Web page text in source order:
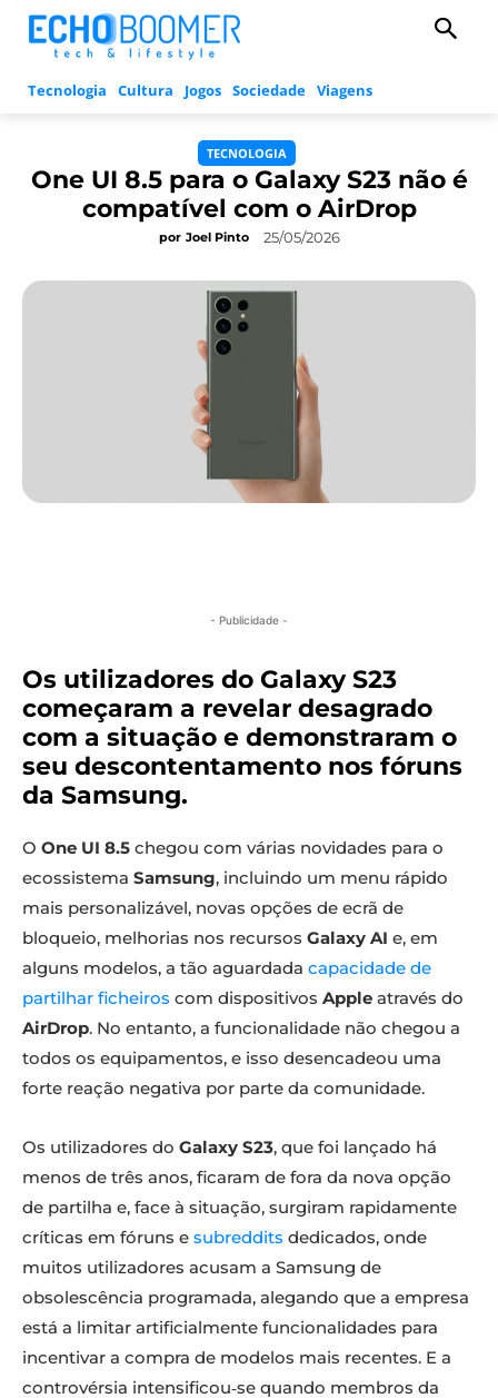
Tecnologia Cultura Jogos Sociedade Viagens
TECNOLOGIA
One UI 8.5 para o Galaxy S23 não é
compatível com o AirDrop
por Joel Pinto 25/05/2026
- Publicidade -
Os utilizadores do Galaxy S23
começaram a revelar desagrado
com a situação e demonstraram o
seu descontentamento nos fóruns
da Samsung.
O One UI 8.5 chegou com várias novidades para o
ecossistema Samsung, incluindo um menu rápido
mais personalizável, novas opções de ecrã de
bloqueio, melhorias nos recursos Galaxy AI e, em
alguns modelos, a tão aguardada capacidade de
partilhar ficheiros com dispositivos Apple através do
AirDrop. No entanto, a funcionalidade não chegou a
todos os equipamentos, e isso desencadeou uma
forte reação negativa por parte da comunidade.
Os utilizadores do Galaxy S23, que foi lançado há
menos de três anos, ficaram de fora da nova opção
de partilha e, face à situação, surgiram rapidamente
críticas em fóruns e subreddits dedicados, onde
muitos utilizadores acusam a Samsung de
obsolescência programada, alegando que a empresa
está a limitar artificialmente funcionalidades para
incentivar a compra de modelos mais recentes. E a
controvérsia intensificou‑se quando membros da